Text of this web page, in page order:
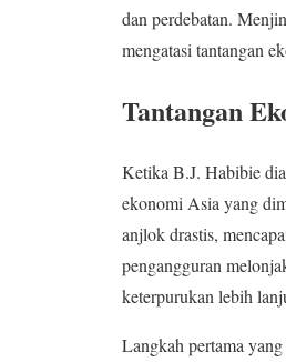
dan perdebatan.
mengatasi tantangan
Tantangan
Ketika B.J. Habibie
ekonomi Asia yang
anjlok drastis,
pengangguran
keterpurukan lebih
Langkah pertama